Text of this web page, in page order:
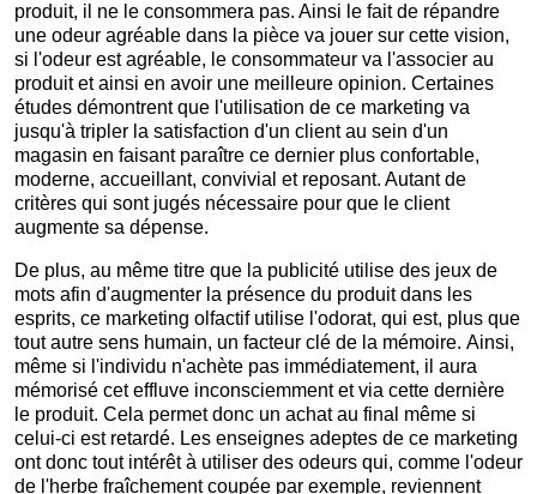
produit, il ne le consommera pas. Ainsi le fait de répandre
une odeur agréable dans la pièce va jouer sur cette vision,
si l'odeur est agréable, le consommateur va l'associer au
produit et ainsi en avoir une meilleure opinion. Certaines
études démontrent que l'utilisation de ce marketing va
jusqu'à tripler la satisfaction d'un client au sein d'un
magasin en faisant paraître ce dernier plus confortable,
moderne, accueillant, convivial et reposant. Autant de
critères qui sont jugés nécessaire pour que le client
augmente sa dépense.
De plus, au même titre que la publicité utilise des jeux de
mots afin d'augmenter la présence du produit dans les
esprits, ce marketing olfactif utilise l'odorat, qui est, plus que
tout autre sens humain, un facteur clé de la mémoire. Ainsi,
même si l'individu n'achète pas immédiatement, il aura
mémorisé cet effluve inconsciemment et via cette dernière
le produit. Cela permet donc un achat au final même si
celui-ci est retardé. Les enseignes adeptes de ce marketing
ont donc tout intérêt à utiliser des odeurs qui, comme l'odeur
de l'herbe fraîchement coupée par exemple, reviennent